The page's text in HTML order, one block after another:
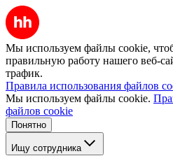
Мы используем файлы cookie,
правильную работу нашего веб-
трафик.
Правила использования файлов
Мы используем файлы cookie.
файлов cookie
Понятно
Ищу сотрудника